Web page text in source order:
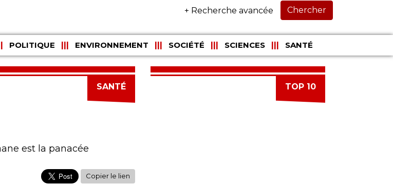
Chercher
+ Recherche avancée
POLITIQUE ENVIRONNEMENT SOCIÉTÉ SCIENCES SANTÉ
SANTÉ
est la panacée
Copier le lien
TOP 10